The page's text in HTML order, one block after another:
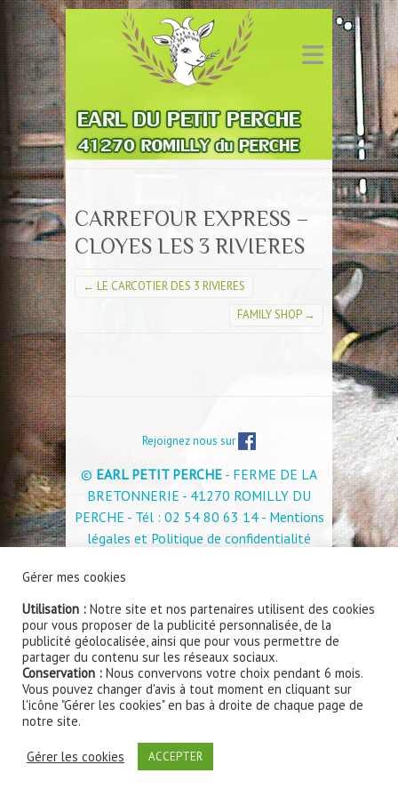
CARREFOUR EXPRESS –
CLOYES LES 3 RIVIERES
← LE CARCOTIER DES 3 RIVIERES
FAMILY SHOP →
Rejoignez nous sur
© EARL PETIT PERCHE - FERME DE LA
BRETONNERIE - 41270 ROMILLY DU
PERCHE - Tél : 02 54 80 63 14 - Mentions
légales et Politique de confidentialité
Site internet réalisé par
Gérer mes cookies
Utilisation : Notre site et nos partenaires utilisent des cookies
pour vous proposer de la publicité personnalisée, de la
publicité géolocalisée, ainsi que pour vous permettre de
partager du contenu sur les réseaux sociaux.
Conservation : Nous convervons votre choix pendant 6 mois.
Vous pouvez changer d'avis à tout moment en cliquant sur
l'icône "Gérer les cookies" en bas à droite de chaque page de
notre site.
Gérer les cookies ACCEPTER